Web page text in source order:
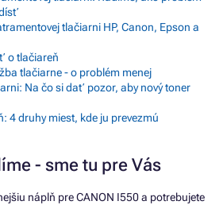
tlačiarni HP, Canon, Epson a
o tlačiareň
tlačiarne - o problém menej
Na čo si dať pozor, aby nový toner
4 druhy miest, kde ju prevezmú
- sme tu pre Vás
náplň pre CANON I550 a potrebujete